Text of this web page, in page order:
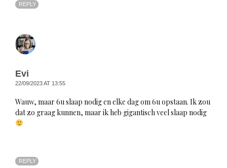
REPLY
Evi
22/09/2023 AT 13:55
Wauw, maar 6u slaap nodig en elke dag om 6u opstaan. Ik zou
dat zo graag kunnen, maar ik heb gigantisch veel slaap nodig
REPLY